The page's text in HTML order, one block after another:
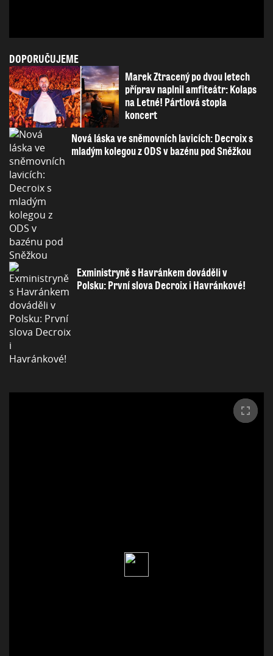
DOPORUČUJEME
Marek Ztracený po dvou letech
příprav naplnil amfiteátr: Kolaps
na Letné! Pártlová stopla
koncert
Nová láska ve sněmovních lavicích: Decroix s
mladým kolegou z ODS v bazénu pod Sněžkou
Exministryně s Havránkem dováděli v
Polsku: První slova Decroix i Havránkové!